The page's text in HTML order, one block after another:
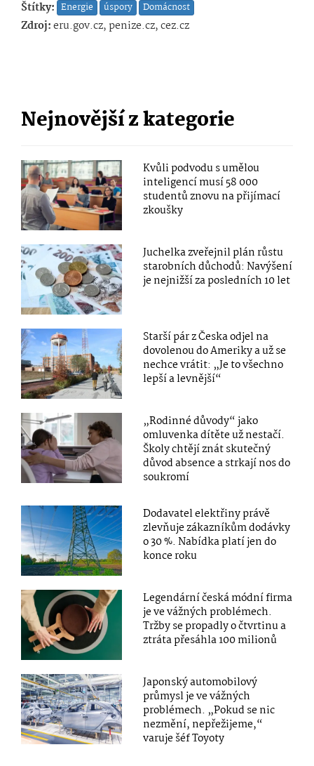
Štítky: Energie úspory Domácnost
Zdroj:eru.gov.cz, penize.cz, cez.cz
Nejnovější z kategorie
Kvůli podvodu s umělou
inteligencí musí 58 000
studentů znovu na přijímací
zkoušky
Juchelka zveřejnil plán růstu
starobních důchodů: Navýšení
je nejnižší za posledních 10 let
Starší pár z Česka odjel na
dovolenou do Ameriky a už se
nechce vrátit: „Je to všechno
lepší a levnější“
„Rodinné důvody“ jako
omluvenka dítěte už nestačí.
Školy chtějí znát skutečný
důvod absence a strkají nos do
soukromí
Dodavatel elektřiny právě
zlevňuje zákazníkům dodávky
o 30 %. Nabídka platí jen do
konce roku
Legendární česká módní firma
je ve vážných problémech.
Tržby se propadly o čtvrtinu a
ztráta přesáhla 100 milionů
Japonský automobilový
průmysl je ve vážných
problémech. „Pokud se nic
nezmění, nepřežijeme,“
varuje šéf Toyoty